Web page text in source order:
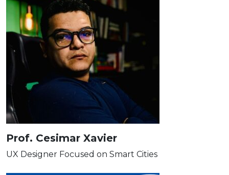
Prof. Cesimar Xavier
UX Designer Focused on Smart Cities